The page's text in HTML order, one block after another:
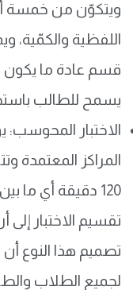
ويتكوّن من خمسة
اللفظية
قسم عادة ما
يسمح للطالب
الاختبار
120 دقيقة أي ما
تقسيم الاختبار إلى
تصميم هذا النوع
لجميع الطلاب